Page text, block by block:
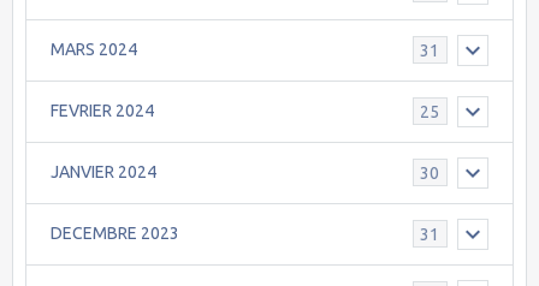
MARS 2024 31
FEVRIER 2024 25
JANVIER 2024 30
DECEMBRE 2023 31